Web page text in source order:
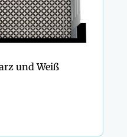
und Weiß